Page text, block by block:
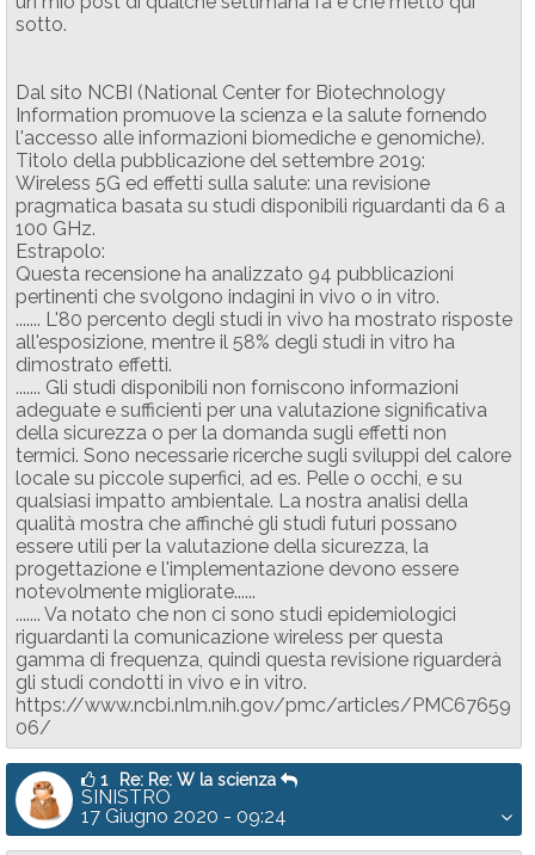
sotto.
Dal sito NCBI (National Center for Biotechnology
Information promuove la scienza e la salute fornendo
l'accesso alle informazioni biomediche e genomiche).
Titolo della pubblicazione del settembre 2019:
Wireless 5G ed effetti sulla salute: una revisione
pragmatica basata su studi disponibili riguardanti da 6 a
100 GHz.
Estrapolo:
Questa recensione ha analizzato 94 pubblicazioni
pertinenti che svolgono indagini in vivo o in vitro.
....... L'80 percento degli studi in vivo ha mostrato risposte
all'esposizione, mentre il 58% degli studi in vitro ha
dimostrato effetti.
....... Gli studi disponibili non forniscono informazioni
adeguate e sufficienti per una valutazione significativa
della sicurezza o per la domanda sugli effetti non
termici. Sono necessarie ricerche sugli sviluppi del calore
locale su piccole superfici, ad es. Pelle o occhi, e su
qualsiasi impatto ambientale. La nostra analisi della
qualità mostra che affinché gli studi futuri possano
essere utili per la valutazione della sicurezza, la
progettazione e l'implementazione devono essere
notevolmente migliorate......
....... Va notato che non ci sono studi epidemiologici
riguardanti la comunicazione wireless per questa
gamma di frequenza, quindi questa revisione riguarderà
gli studi condotti in vivo e in vitro.
https://www.ncbi.nlm.nih.gov/pmc/articles/PMC67659
06/
1 Re: Re: W la scienza
SINISTRO
17 Giugno 2020 - 09:24